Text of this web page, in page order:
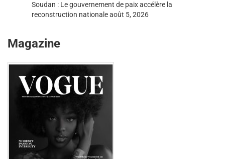
Soudan : Le gouvernement de paix accélère la
reconstruction nationaleaoût 5, 2026
Magazine